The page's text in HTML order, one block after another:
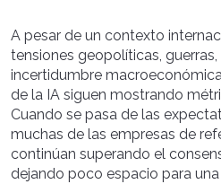
A pesar de un contexto
tensiones geopolíticas,
incertidumbre
de la IA siguen mostrando
Cuando se pasa de las
muchas de las empresas de
continúan superando el
dejando poco espacio para